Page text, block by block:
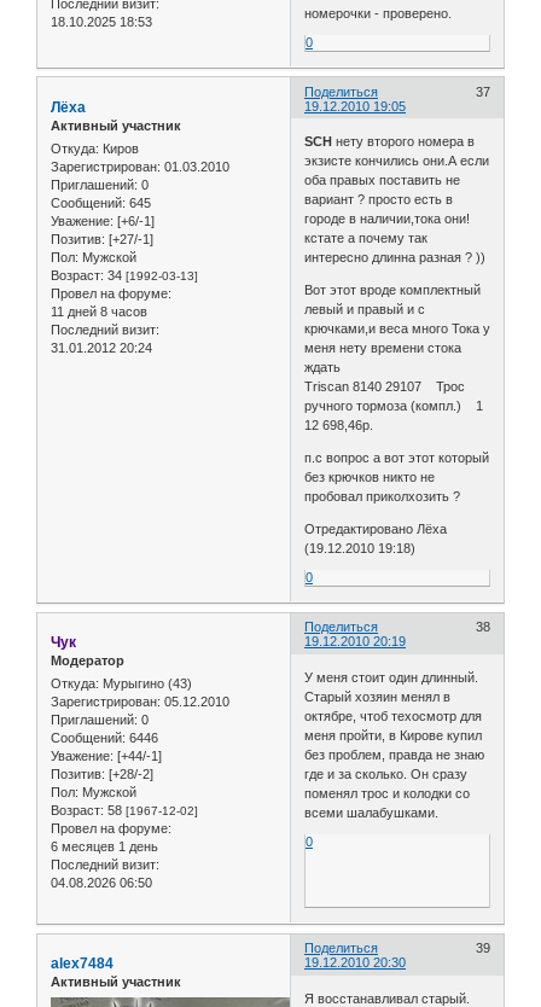
Последний визит:
18.10.2025 18:53
номерочки - проверено.
0
Поделиться
37
19.12.2010 19:05
Лёха
Активный участник
Откуда: Киров
Зарегистрирован: 01.03.2010
Приглашений: 0
Сообщений: 645
Уважение: [+6/-1]
Позитив: [+27/-1]
Пол: Мужской
Возраст: 34 [1992-03-13]
Провел на форуме:
11 дней 8 часов
Последний визит:
31.01.2012 20:24
SCH нету второго номера в
экзисте кончились они.А если
оба правых поставить не
вариант ? просто есть в
городе в наличии,тока они!
кстате а почему так
интересно длинна разная ? ))
Вот этот вроде комплектный
левый и правый и с
крючками,и веса много Тока у
меня нету времени стока
ждать
Triscan 8140 29107 Трос
ручного тормоза (компл.) 1
12 698,46р.
п.с вопрос а вот этот который
без крючков никто не
пробовал приколхозить ?
Отредактировано Лёха
(19.12.2010 19:18)
0
Поделиться
38
19.12.2010 20:19
Чук
Модератор
Откуда: Мурыгино (43)
Зарегистрирован: 05.12.2010
Приглашений: 0
Сообщений: 6446
Уважение: [+44/-1]
Позитив: [+28/-2]
Пол: Мужской
Возраст: 58 [1967-12-02]
Провел на форуме:
6 месяцев 1 день
Последний визит:
04.08.2026 06:50
У меня стоит один длинный.
Старый хозяин менял в
октябре, чтоб техосмотр для
меня пройти, в Кирове купил
без проблем, правда не знаю
где и за сколько. Он сразу
поменял трос и колодки со
всеми шалабушками.
0
Поделиться
39
19.12.2010 20:30
alex7484
Активный участник
Я восстанавливал старый.